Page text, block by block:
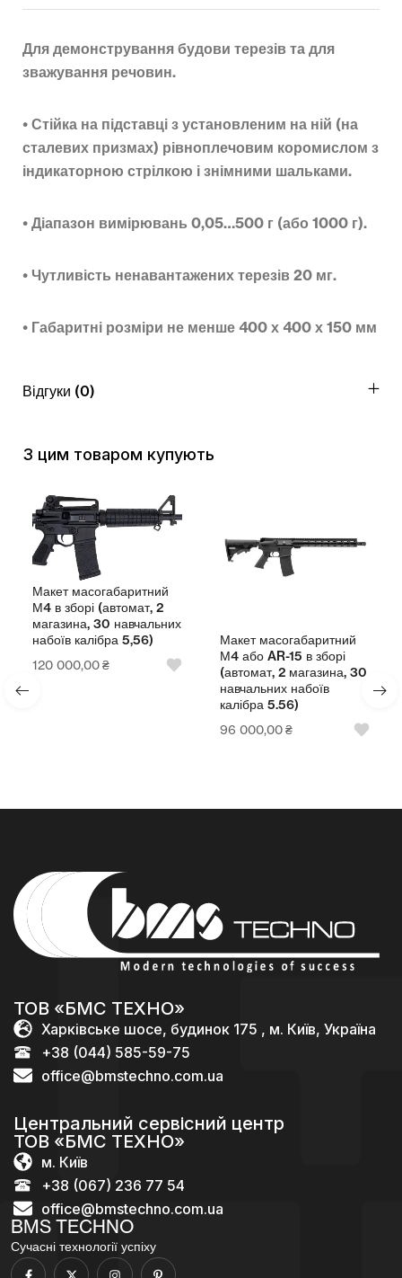
Підкатегорії відсутні.
Для демонстрування будови терезів та для
зважування речовин.
• Стійка на підставці з установленим на ній (на
сталевих призмах) рівноплечовим коромислом з
індикаторною стрілкою і знімними шальками.
• Діапазон вимірювань 0,05…500 г (або 1000 г).
• Чутливість ненавантажених терезів 20 мг.
• Габаритні розміри не менше 400 х 400 х 150 мм
Відгуки (0)
З цим товаром купують
Макет масогабаритний
М4 в зборі (автомат, 2
магазина, 30 навчальних
набоїв калібра 5,56)
120 000,00₴
Макет масогабаритний
М4 або AR-15 в зборі
(автомат, 2 магазина, 30
навчальних набоїв
калібра 5.56)
96 000,00₴
BMS TECHNO
Сучасні технології успіху
ТОВ «БМС ТЕХНО»
Харківське шосе, будинок 175 , м. Київ, Україна
+38 (044) 585-59-75
office@bmstechno.com.ua
Центральний сервісний центр
ТОВ «БМС ТЕХНО»
м. Київ
+38 (067) 236 77 54
office@bmstechno.com.ua